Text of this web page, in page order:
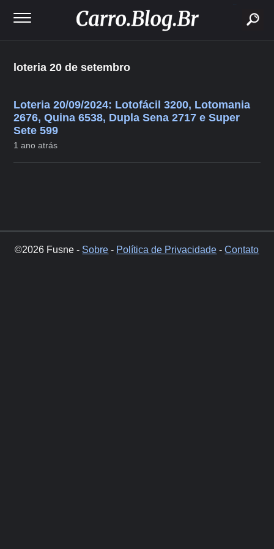
loteria 20 de setembro
Loteria 20/09/2024: Lotofácil 3200, Lotomania
2676, Quina 6538, Dupla Sena 2717 e Super
Sete 599
1 ano atrás
©2026 Fusne - Sobre - Política de Privacidade -Contato